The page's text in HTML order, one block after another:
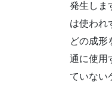
発生しま
は使われ
どの成形
通に使用
ていない